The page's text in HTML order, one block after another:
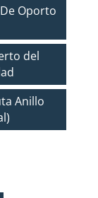
Oporto
del
Anillo